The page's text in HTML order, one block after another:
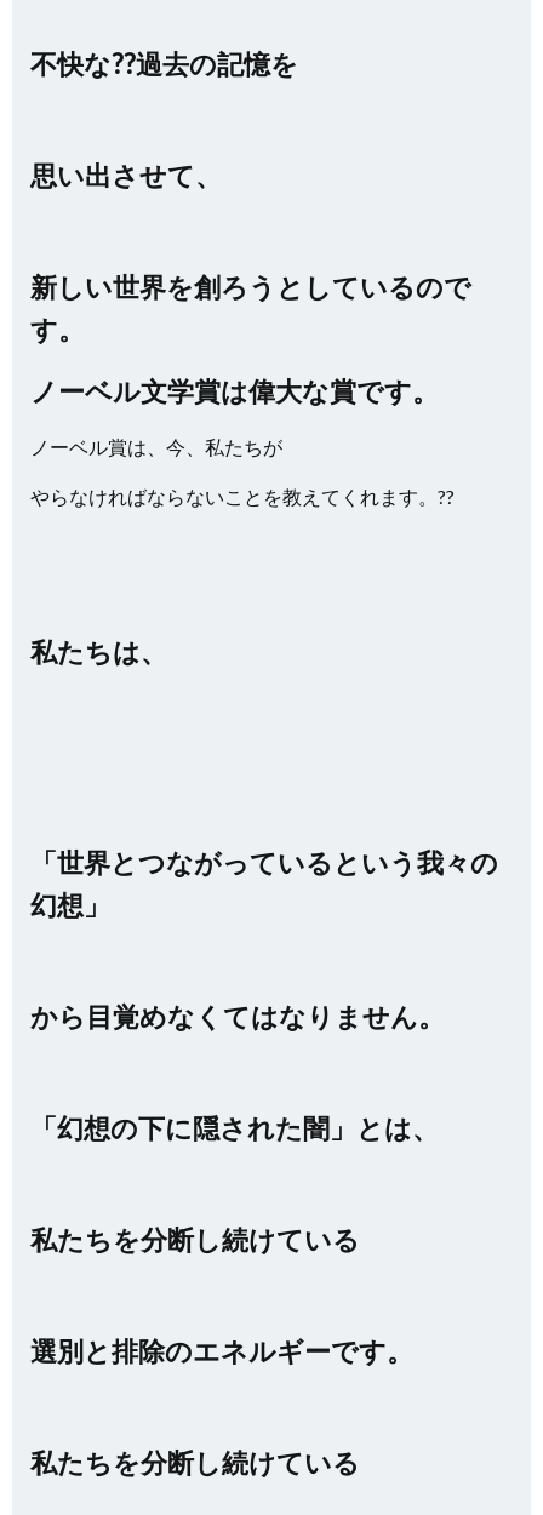
不快な??過去の記憶を
思い出させて、
新しい世界を創ろうとしているので
す。
ノーベル文学賞は偉大な賞です。
ノーベル賞は、今、私たちが
やらなければならないことを教えてくれます。??
私たちは、
「世界とつながっているという我々の
幻想」
から目覚めなくてはなりません。
「幻想の下に隠された闇」とは、
私たちを分断し続けている
選別と排除のエネルギーです。
私たちを分断し続けている